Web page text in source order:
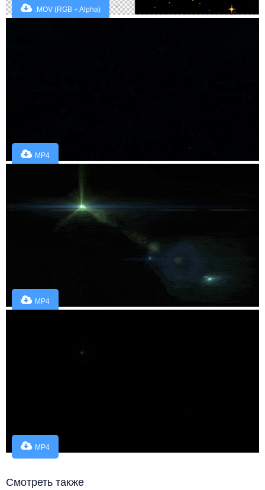
.MOV (RGB + Alpha)
MP4
MP4
MP4
Смотреть также